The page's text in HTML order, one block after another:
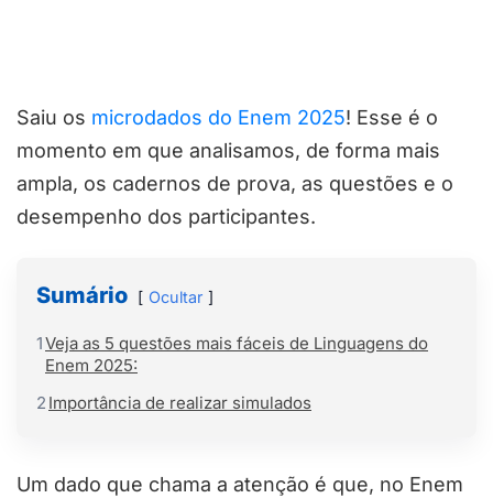
Saiu os microdados do Enem 2025! Esse é o
momento em que analisamos, de forma mais
ampla, os cadernos de prova, as questões e o
desempenho dos participantes.
Sumário Ocultar
1Veja as 5 questões mais fáceis de Linguagens do
Enem 2025:
2 Importância de realizar simulados
Um dado que chama a atenção é que, no Enem